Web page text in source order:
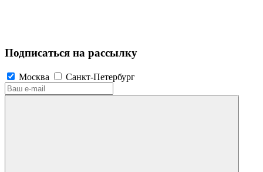
Подписаться на рассылку
Москва Санкт-Петербург